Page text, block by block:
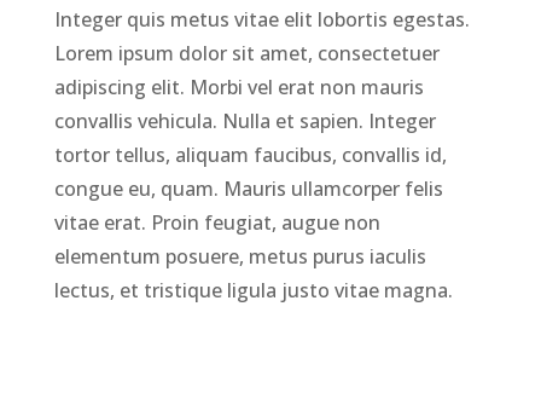
Integer quis metus vitae elit lobortis egestas.
Lorem ipsum dolor sit amet, consectetuer
adipiscing elit. Morbi vel erat non mauris
convallis vehicula. Nulla et sapien. Integer
tortor tellus, aliquam faucibus, convallis id,
congue eu, quam. Mauris ullamcorper felis
vitae erat. Proin feugiat, augue non
elementum posuere, metus purus iaculis
lectus, et tristique ligula justo vitae magna.